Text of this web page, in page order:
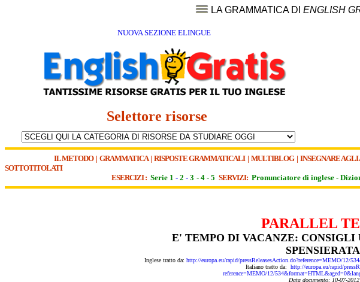
LA GRAMMATICA DI ENGLISH
NUOVA SEZIONE ELINGUE
Selettore risorse
IL METODO| GRAMMATICA| RISPOSTE GRAMMATICALI| MULTIBLOG| INSEGNARE
SOTTOTITOLATI
ESERCIZI : Serie 1 - 2 - 3 - 4 - 5 SERVIZI: Pronunciatore di inglese -
PARALLEL
E' TEMPO DI VACANZE: CONSIGLI
Inglese tratto da: http://europa.eu/rapid/pressReleasesAction.do?reference=MEMO/12/
Italiano tratto da: http://europa.eu/rapid/
reference=MEMO/12/
Data documento: 10-07-2012